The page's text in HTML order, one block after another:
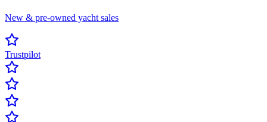
New & pre-owned yacht sales
Trustpilot